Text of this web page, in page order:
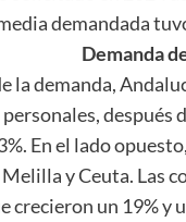
demandada
Demanda
la demanda,
después
En el lado
y Ceuta. Las
un 19% y